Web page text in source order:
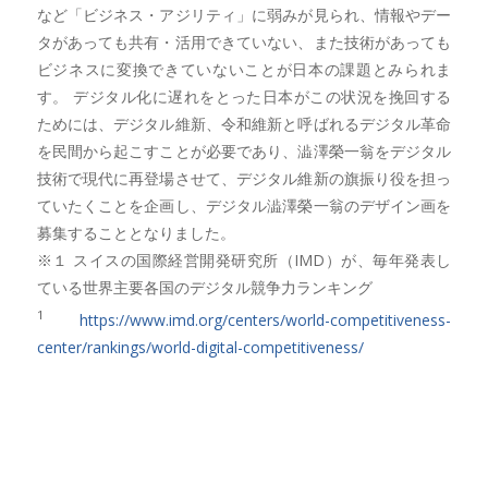
など「ビジネス・アジリティ」に弱みが見られ、情報やデー
タがあっても共有・活用できていない、また技術があっても
ビジネスに変換できていないことが日本の課題とみられま
す。 デジタル化に遅れをとった日本がこの状況を挽回する
ためには、デジタル維新、令和維新と呼ばれるデジタル革命
を民間から起こすことが必要であり、澁澤榮一翁をデジタル
技術で現代に再登場させて、デジタル維新の旗振り役を担っ
ていたくことを企画し、デジタル澁澤榮一翁のデザイン画を
募集することとなりました。
※１ スイスの国際経営開発研究所（IMD）が、毎年発表し
ている世界主要各国のデジタル競争力ランキング
1
https://www.imd.org/centers/world-competitiveness-
center/rankings/world-digital-competitiveness/